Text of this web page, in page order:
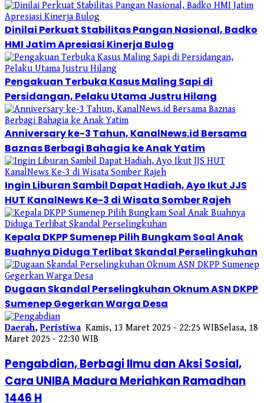
Dinilai Perkuat Stabilitas Pangan Nasional, Badko
HMI Jatim Apresiasi Kinerja Bulog
Pengakuan Terbuka Kasus Maling Sapi di
Persidangan, Pelaku Utama Justru Hilang
Anniversary ke-3 Tahun, KanalNews.id Bersama
Baznas Berbagi Bahagia ke Anak Yatim
Ingin Liburan Sambil Dapat Hadiah, Ayo Ikut JJS
HUT KanalNews Ke-3 di Wisata Somber Rajeh
Kepala DKPP Sumenep Pilih Bungkam Soal Anak
Buahnya Diduga Terlibat Skandal Perselingkuhan
Dugaan Skandal Perselingkuhan Oknum ASN DKPP
Sumenep Gegerkan Warga Desa
Daerah, Peristiwa Kamis, 13 Maret 2025 - 22:25 WIBSelasa, 18
Maret 2025 - 22:30 WIB
Pengabdian, Berbagi Ilmu dan Aksi Sosial,
Cara UNIBA Madura Meriahkan Ramadhan
1446 H